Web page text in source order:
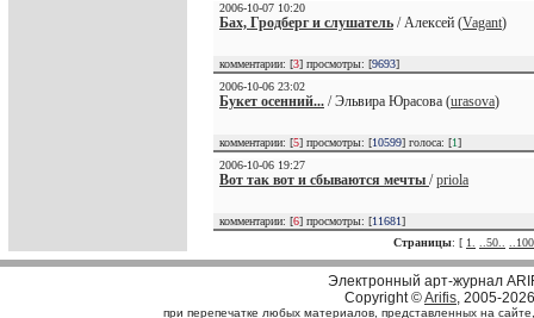
2006-10-07 10:20
Бах, Гродберг и слушатель / Алексей (Vagant)
комментарии: [3] просмотры: [9693]
2006-10-06 23:02
Букет осенний... / Эльвира Юрасова (urasova)
комментарии: [5] просмотры: [10599] голоса: [1]
2006-10-06 19:27
Вот так вот и сбываются мечты /priola
комментарии: [6] просмотры: [11681]
Страницы: [ 1. ..50..
Электронный арт-журнал
Copyright ©Arifis, 2005-2026
при перепечатке любых материалов, представленных на